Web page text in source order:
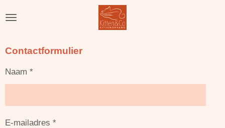
direct
de
Contactformulier
Naam *
E-mailadres *